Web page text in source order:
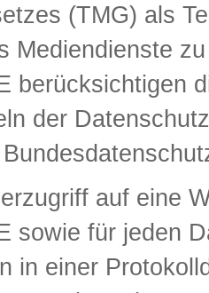
(TMG) als
Mediendienste
berücksichtigen
der
auf eine
sowie für jeden
in einer